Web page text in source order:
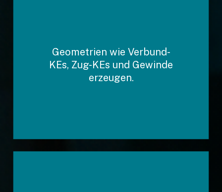
Geometrien wie Verbund-
KEs, Zug-KEs und Gewinde
erzeugen.
Das saubere Erstellen von
Rundungen und Fasen.